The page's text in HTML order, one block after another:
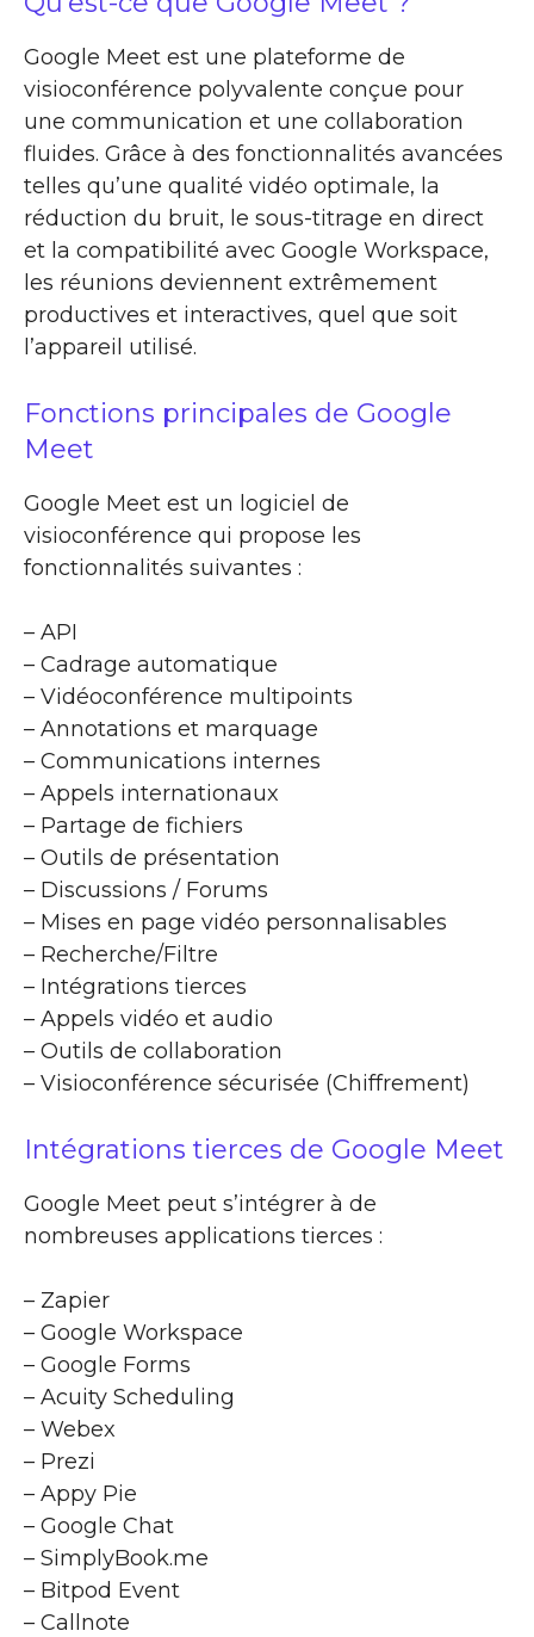
Google Meet est une plateforme de
visioconférence polyvalente conçue pour
une communication et une collaboration
fluides. Grâce à des fonctionnalités avancées
telles qu’une qualité vidéo optimale, la
réduction du bruit, le sous-titrage en direct
et la compatibilité avec Google Workspace,
les réunions deviennent extrêmement
productives et interactives, quel que soit
l’appareil utilisé.
Fonctions principales de Google
Meet
Google Meet est un logiciel de
visioconférence qui propose les
fonctionnalités suivantes :
– API
– Cadrage automatique
– Vidéoconférence multipoints
– Annotations et marquage
– Communications internes
– Appels internationaux
– Partage de fichiers
– Outils de présentation
– Discussions / Forums
– Mises en page vidéo personnalisables
– Recherche/Filtre
– Intégrations tierces
– Appels vidéo et audio
– Outils de collaboration
– Visioconférence sécurisée (Chiffrement)
Intégrations tierces de Google Meet
Google Meet peut s’intégrer à de
nombreuses applications tierces :
– Zapier
– Google Workspace
– Google Forms
– Acuity Scheduling
– Webex
– Prezi
– Appy Pie
– Google Chat
– SimplyBook.me
– Bitpod Event
– Callnote